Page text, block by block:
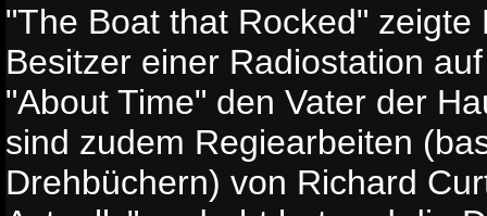
"The Boat that Rocked"
Besitzer einer Radiostation
"About Time" den Vater der
sind zudem Regiearbeiten
Drehbüchern) von Richard